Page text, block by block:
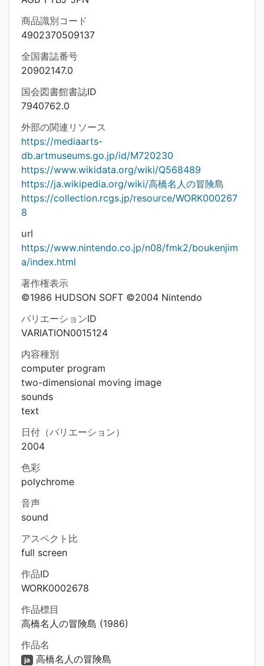
商品識別コード
4902370509137
全国書誌番号
20902147.0
国会図書館書誌ID
7940762.0
外部の関連リソース
https://mediaarts-
db.artmuseums.go.jp/id/M720230
https://www.wikidata.org/wiki/Q568489
https://ja.wikipedia.org/wiki/高橋名人の冒険島
https://collection.rcgs.jp/resource/WORK000267
8
url
https://www.nintendo.co.jp/n08/fmk2/boukenjim
a/index.html
著作権表示
©1986 HUDSON SOFT ©2004 Nintendo
バリエーションID
VARIATION0015124
内容種別
computer program
two-dimensional moving image
sounds
text
日付（バリエーション）
2004
色彩
polychrome
音声
sound
アスペクト比
full screen
作品ID
WORK0002678
作品標目
高橋名人の冒険島 (1986)
作品名
ja 高橋名人の冒険島